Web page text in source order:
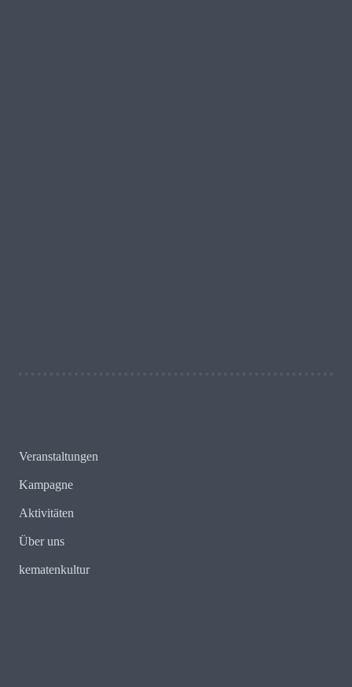
Veranstaltungen
Kampagne
Aktivitäten
Über uns
kematenkultur